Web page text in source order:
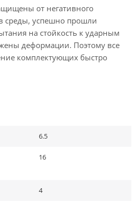
от негативного
среды, успешно прошли
на стойкость к ударным
деформации. Поэтому все
комплектующих быстро
6.5
16
4